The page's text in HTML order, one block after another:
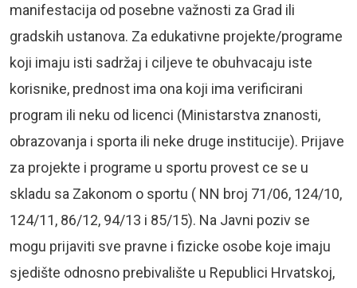
manifestacija od posebne važnosti za Grad ili
gradskih ustanova. Za edukativne projekte/programe
koji imaju isti sadržaj i ciljeve te obuhvacaju iste
korisnike, prednost ima ona koji ima verificirani
program ili neku od licenci (Ministarstva znanosti,
obrazovanja i sporta ili neke druge institucije). Prijave
za projekte i programe u sportu provest ce se u
skladu sa Zakonom o sportu ( NN broj 71/06, 124/10,
124/11, 86/12, 94/13 i 85/15). Na Javni poziv se
mogu prijaviti sve pravne i fizicke osobe koje imaju
sjedište odnosno prebivalište u Republici Hrvatskoj,